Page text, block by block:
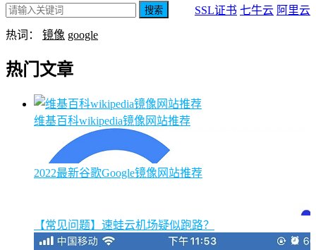
SSL证书 七牛云 阿里云
搜索
热词： 镜像 google
热门文章
维基百科wikipedia镜像网站推荐
2022最新谷歌Google镜像网站推荐
【常见问题】速蛙云机场疑似跑路？